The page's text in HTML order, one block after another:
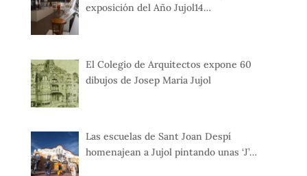
exposición del Año Jujol14…
El Colegio de Arquitectos expone 60
dibujos de Josep Maria Jujol
Las escuelas de Sant Joan Despí
homenajean a Jujol pintando unas ‘J’…